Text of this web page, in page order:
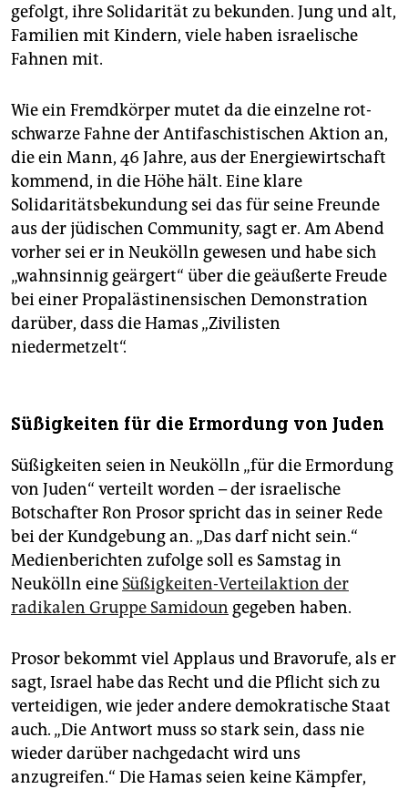
gefolgt, ihre Solidarität zu bekunden. Jung und alt,
Familien mit Kindern, viele haben israelische
Fahnen mit.
Wie ein Fremdkörper mutet da die einzelne rot-
schwarze Fahne der Antifaschistischen Aktion an,
die ein Mann, 46 Jahre, aus der Energiewirtschaft
kommend, in die Höhe hält. Eine klare
Solidaritätsbekundung sei das für seine Freunde
aus der jüdischen Community, sagt er. Am Abend
vorher sei er in Neukölln gewesen und habe sich
„wahnsinnig geärgert“ über die geäußerte Freude
bei einer Propalästinensischen Demonstration
darüber, dass die Hamas „Zivilisten
niedermetzelt“.
Süßigkeiten für die Ermordung von Juden
Süßigkeiten seien in Neukölln „für die Ermordung
von Juden“ verteilt worden – der israelische
Botschafter Ron Prosor spricht das in seiner Rede
bei der Kundgebung an. „Das darf nicht sein.“
Medienberichten zufolge soll es Samstag in
Neukölln eine Süßigkeiten-Verteilaktion der
radikalen Gruppe Samidoun gegeben haben.
Prosor bekommt viel Applaus und Bravorufe, als er
sagt, Israel habe das Recht und die Pflicht sich zu
verteidigen, wie jeder andere demokratische Staat
auch. „Die Antwort muss so stark sein, dass nie
wieder darüber nachgedacht wird uns
anzugreifen.“ Die Hamas seien keine Kämpfer,